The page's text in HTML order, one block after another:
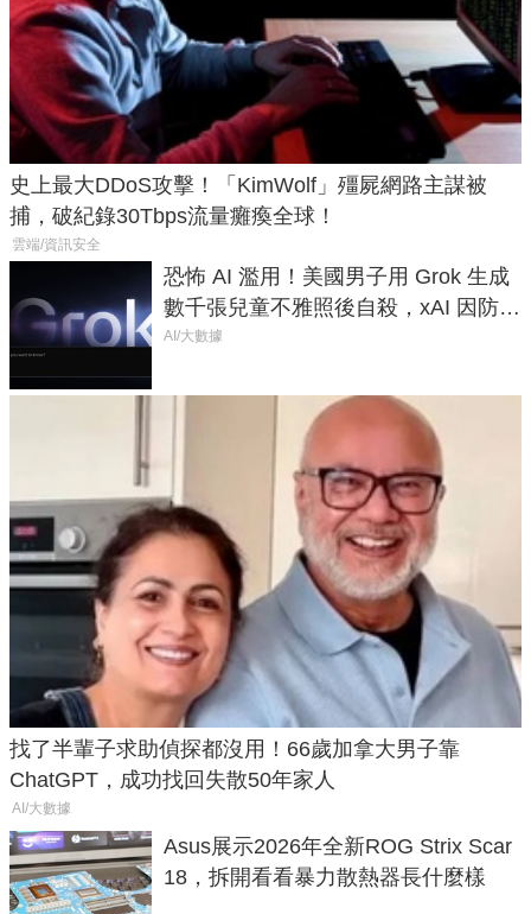
史上最大DDoS攻擊！「KimWolf」殭屍網路主謀被
捕，破紀錄30Tbps流量癱瘓全球！
雲端/資訊安全
恐怖 AI 濫用！美國男子用 Grok 生成
數千張兒童不雅照後自殺，xAI 因防護
失靈與不配合警方遭起訴
AI/大數據
找了半輩子求助偵探都沒用！66歲加拿大男子靠
ChatGPT，成功找回失散50年家人
AI/大數據
Asus展示2026年全新ROG Strix Scar
18，拆開看看暴力散熱器長什麼樣